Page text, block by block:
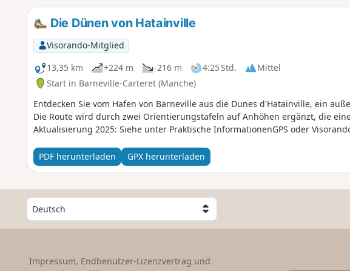
Die Dünen von Hatainville
Visorando-Mitglied
13,35 km
+224 m -216 m 4:25 Std.
Mittel
Start in Barneville-Carteret (Manche)
Entdecken Sie vom Hafen von Barneville aus die Dunes d'Hatainville, ein
Die Route wird durch zwei Orientierungstafeln auf Anhöhen ergänzt, die
Aktualisierung 2025: Siehe unter Praktische InformationenGPS oder
PDF herunterladen GPX herunterladen
W
ä
h
eImpressum, Endbenutzer-Lizenzvertrag und